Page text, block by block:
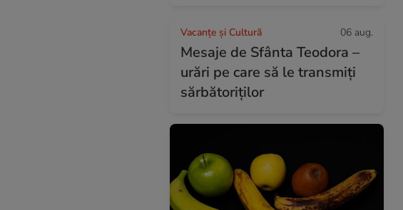
Vacanțe și Cultură 06 aug.
Mesaje de Sfânta Teodora –
urări pe care să le transmiți
sărbătoriților